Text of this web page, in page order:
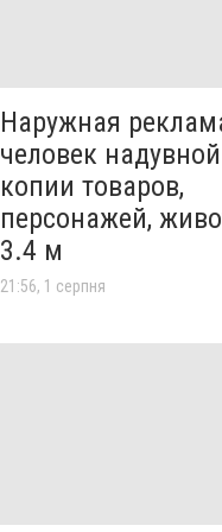
Наружная
человек
копии товаров,
персонажей,
3.4 м
21:56, 1 серпня